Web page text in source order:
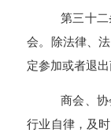
第三十
会。除法律、
定参加或者退
商会、
行业自律，及